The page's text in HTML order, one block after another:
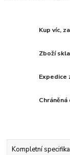
Kup víc,
Zboží
Expedice
Chráněná
Kompletní